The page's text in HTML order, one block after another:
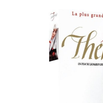
BEVERAGES